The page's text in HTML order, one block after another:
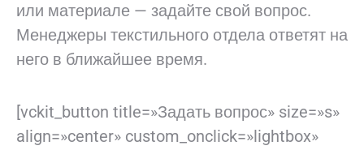
или материале — задайте свой вопрос.
Менеджеры текстильного отдела ответят на
него в ближайшее время.
[vckit_button title=»Задать вопрос» size=»s»
align=»center» custom_onclick=»lightbox»